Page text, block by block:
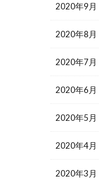
2020年9月
2020年8月
2020年7月
2020年6月
2020年5月
2020年4月
2020年3月